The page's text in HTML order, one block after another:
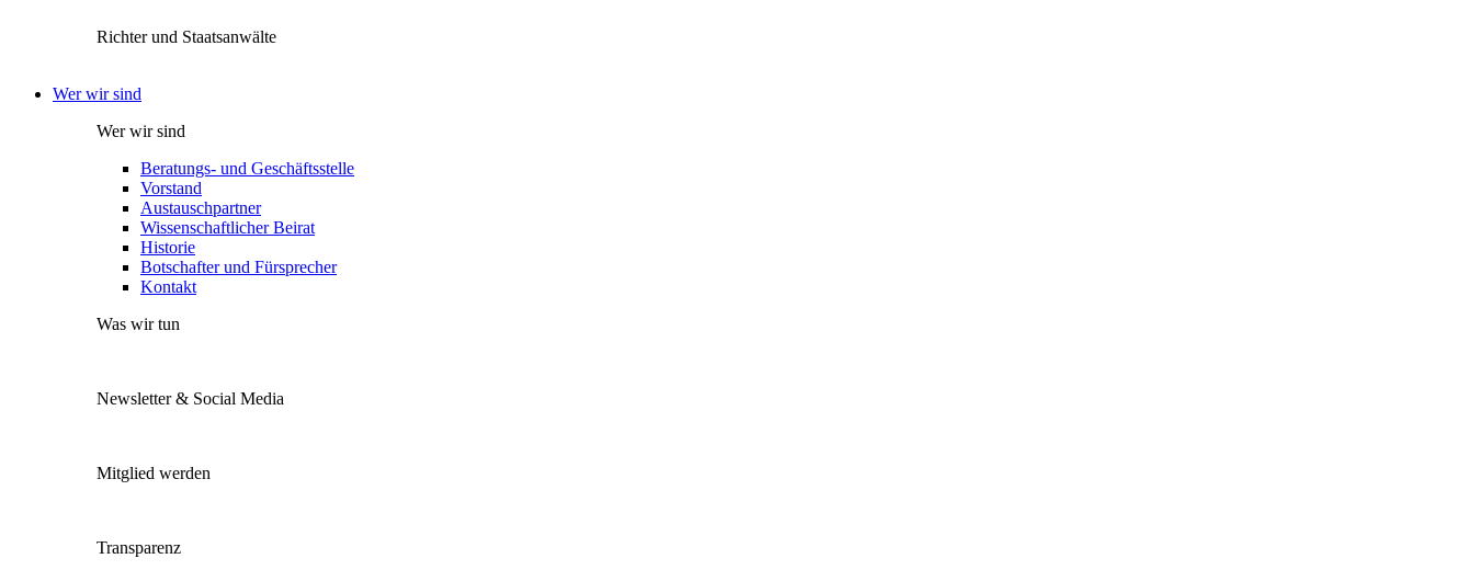
Richter und Staatsanwälte
Wer wir sind
Wer wir sind
Beratungs- und Geschäftsstelle
Vorstand
Austauschpartner
Wissenschaftlicher Beirat
Historie
Botschafter und Fürsprecher
Kontakt
Was wir tun
Newsletter & Social Media
Mitglied werden
Transparenz